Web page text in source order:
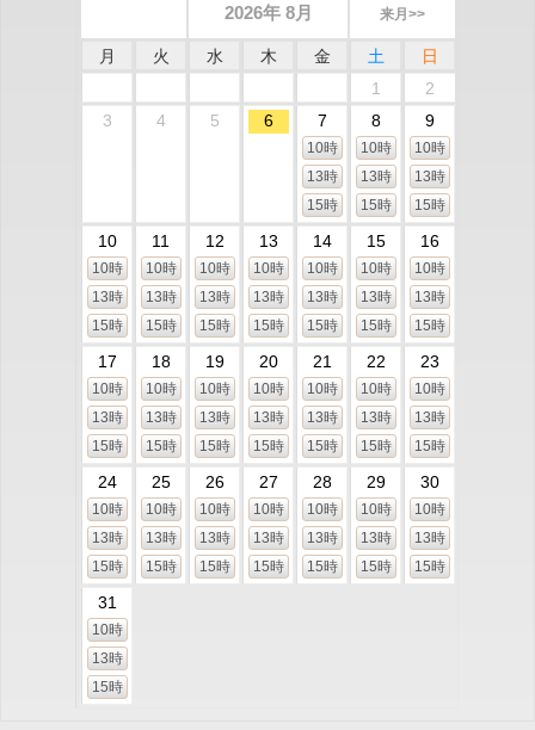
2026年 8月 来月>>
月 火 水 木 金 土
日
1
2
3
4 5 6 7
10時
13時
15時
8
10時
13時
15時
9
10時
13時
15時
10
10時
13時
15時
11
10時
13時
15時
12
10時
13時
15時
13
10時
13時
15時
14
10時
13時
15時
15
10時
13時
15時
16
10時
13時
15時
17
10時
13時
15時
18
10時
13時
15時
19
10時
13時
15時
20
10時
13時
15時
21
10時
13時
15時
22
10時
13時
15時
23
10時
13時
15時
24
10時
13時
15時
25
10時
13時
15時
26
10時
13時
15時
27
10時
13時
15時
28
10時
13時
15時
29
10時
13時
15時
30
10時
13時
15時
31
10時
13時
15時